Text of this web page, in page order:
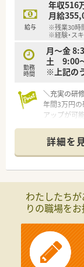
給与
年収516
月給
※残業30時
※経験・ス
勤務
時間
月～金
土 9:00
※上記の
＼充実の研
年間3万円の
アップが可
＊
【店舗情報
■最寄り駅
■目の前に
70枚応需し
■勤務するス
制になって
ます。
詳細を
わたしたち
りの職場をお